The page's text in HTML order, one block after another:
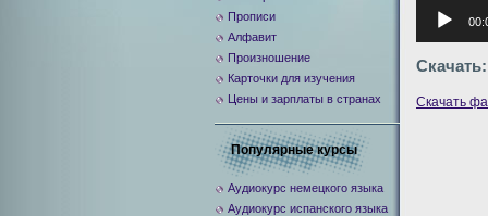
Аудиоплеер
Скачать:
Скачать
Прописи
Алфавит
Произношение
Карточки для изучения
Цены и зарплаты в странах
Популярные курсы
Аудиокурс немецкого языка
Аудиокурс испанского языка